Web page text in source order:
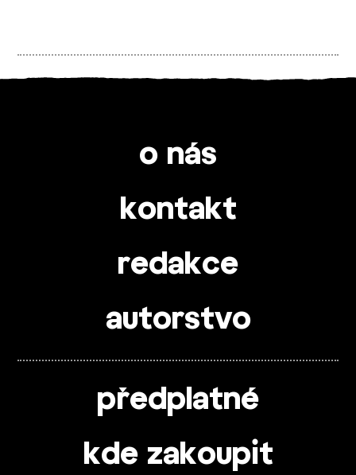
o nás
kontakt
redakce
autorstvo
předplatné
kde zakoupit